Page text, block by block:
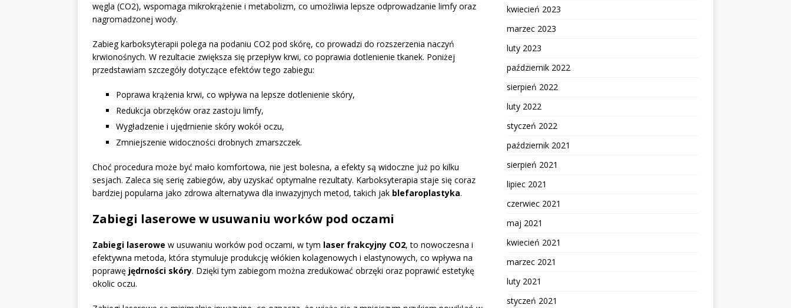
węgla (CO2), wspomaga mikrokrążenie i metabolizm, co umożliwia lepsze odprowadzanie limfy oraz
nagromadzonej wody.
Zabieg karboksyterapii polega na podaniu CO2 pod skórę, co prowadzi do rozszerzenia naczyń
krwionośnych. W rezultacie zwiększa się przepływ krwi, co poprawia dotlenienie tkanek. Poniżej
przedstawiam szczegóły dotyczące efektów tego zabiegu:
Poprawa krążenia krwi, co wpływa na lepsze dotlenienie skóry,
Redukcja obrzęków oraz zastoju limfy,
Wygładzenie i ujędrnienie skóry wokół oczu,
Zmniejszenie widoczności drobnych zmarszczek.
Choć procedura może być mało komfortowa, nie jest bolesna, a efekty są widoczne już po kilku
sesjach. Zaleca się serię zabiegów, aby uzyskać optymalne rezultaty. Karboksyterapia staje się coraz
bardziej popularna jako zdrowa alternatywa dla inwazyjnych metod, takich jak blefaroplastyka.
Zabiegi laserowe w usuwaniu worków pod oczami
Zabiegi laserowe w usuwaniu worków pod oczami, w tym laser frakcyjny CO2, to nowoczesna i
efektywna metoda, która stymuluje produkcję włókien kolagenowych i elastynowych, co wpływa na
poprawę jędrności skóry. Dzięki tym zabiegom można zredukować obrzęki oraz poprawić estetykę
okolic oczu.
kwiecień 2023
marzec 2023
luty 2023
październik 2022
sierpień 2022
luty 2022
styczeń 2022
październik 2021
sierpień 2021
lipiec 2021
czerwiec 2021
maj 2021
kwiecień 2021
marzec 2021
luty 2021
styczeń 2021